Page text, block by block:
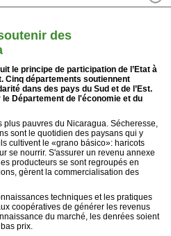
des
le principe de participation de l’Etat à
Cinq départements soutiennent
dans des pays du Sud et de l’Est.
Département de l'économie et du
pauvres du Nicaragua. Sécheresse,
sont le quotidien des paysans qui y
cultivent le «grano básico»: haricots
se nourrir. S'assurer un revenu annexe
producteurs se sont regroupés en
gèrent la commercialisation des
techniques et les pratiques
coopératives de générer les revenus
du marché, les denrées soient
prix.